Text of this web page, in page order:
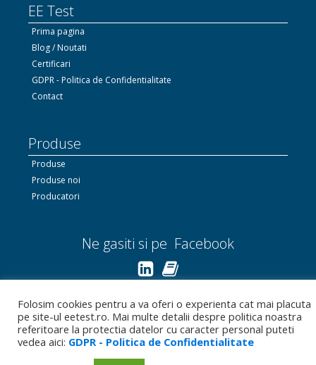
EE Test
Prima pagina
Blog / Noutati
Certificari
GDPR - Politica de Confidentialitate
Contact
Produse
Produse
Produse noi
Producatori
Ne gasiti si pe Facebook
Linkedin.com
Bizoo.ro
Folosim cookies pentru a va oferi o experienta cat mai placuta
pe site-ul eetest.ro. Mai multe detalii despre politica noastra
referitoare la protectia datelor cu caracter personal puteti
vedea aici: GDPR - Politica de Confidentialitate